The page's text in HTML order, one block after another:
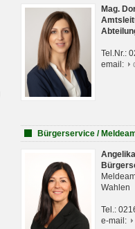
Mag.
Tel.Nr.:
email:
Bürgerservice /
Wahlen
Tel.:
e-mail: